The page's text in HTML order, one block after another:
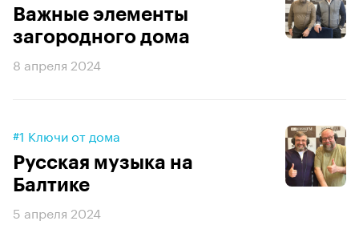
Важные элементы
загородного дома
8 апреля 2024
#1 Ключи от дома
Русская музыка на
Балтике
5 апреля 2024